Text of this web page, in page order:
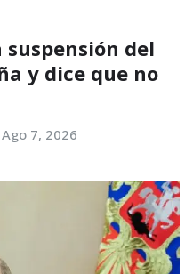
del
y dice que no
Ago 7, 2026